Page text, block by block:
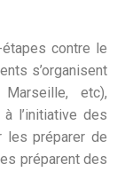
contre le
s’organisent
etc),
l’initiative des
les préparer de
préparent des